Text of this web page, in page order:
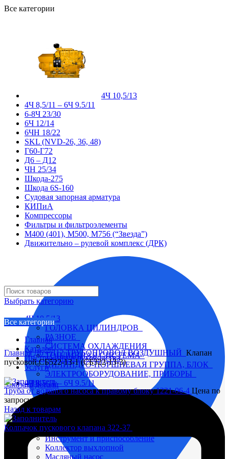
Все категории
4Ч 10,5/13
4Ч 8,5/11 – 6Ч 9.5/11
6-8Ч 23/30
6Ч 12/14
6ЧН 18/22
SKL (NVD-26, 36, 48)
Г60-Г72
Д6 – Д12
ЧН 25/34
Шкода-275
Шкода 6S-160
Судовая запорная арматура
КИПиА
Компрессоры
Фильтры и фильтроэлементы
М400 (401), М500, М756 (“Звезда”)
Движительно – рулевой комплекс (ДРК)
Выбрать категорию
4Ч 10,5/13
ГОЛОВКА ЦИЛИНДРОВ
РАЗНОЕ
СИСТЕМА ОХЛАЖДЕНИЯ
ТОПЛИВНАЯ СИСТЕМА
ЦИЛИНДРО-ПОРШНЕВАЯ ГРУППА, БЛОК
ЭЛЕКТРООБОРУДОВАНИЕ, ПРИБОРЫ
4Ч 8,5/11 – 6Ч 9.5/11
Вал коленчатый
Водяной насос
Глушитель
Головка цилиндра
Инструмент и приспособление
Коллектор выхлопной
Масляный насос
Все категории
Главная
Каталог
Инструкции и руководства
Услуги
Заказать детали
ГлавнаяД6 - Д12ТРУБОПРОВОД ВОЗДУШНЫЙ Клапан
пусковой СБ522-13-1 (СБ322-13-3)
Труба от водяного насоса к правому блоку 1221-06-4 Цена по
запросу
Назад к товарам
Колпачок пускового клапана 322-37